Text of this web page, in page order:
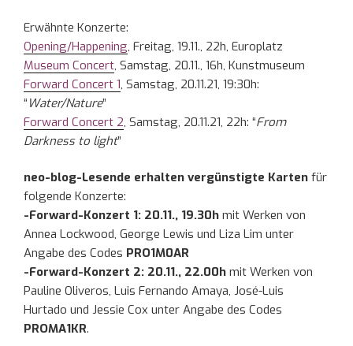
Erwähnte Konzerte:
Opening/Happening, Freitag, 19.11., 22h, Europlatz
Museum Concert, Samstag, 20.11., 16h, Kunstmuseum
Forward Concert 1, Samstag, 20.11.21, 19:30h:
“ Water/Nature”
Forward Concert 2, Samstag, 20.11.21, 22h: “From
Darkness to light”
neo-blog-Lesende erhalten vergünstigte Karten für
folgende Konzerte:
-Forward-Konzert 1: 20.11., 19.30h mit Werken von
Annea Lockwood, George Lewis und Liza Lim unter
Angabe des Codes PRO1M0AR
-Forward-Konzert 2: 20.11., 22.00h mit Werken von
Pauline Oliveros, Luis Fernando Amaya, José-Luis
Hurtado und Jessie Cox unter Angabe des Codes
PROMA1KR.